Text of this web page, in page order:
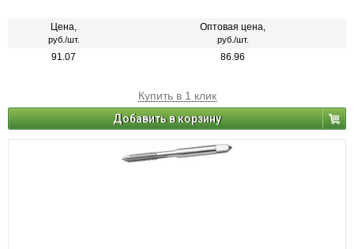
Цена,
руб./шт.
Оптовая цена,
руб./шт.
91.07 86.96
Купить в 1 клик
Добавить в корзину